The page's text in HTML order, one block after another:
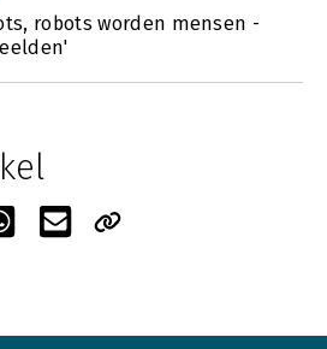
robots worden mensen -